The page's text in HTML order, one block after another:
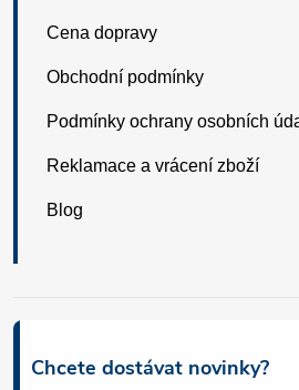
Cena dopravy
Obchodní podmínky
Podmínky ochrany osobních
Reklamace a vrácení zboží
Blog
Chcete dostávat novinky?